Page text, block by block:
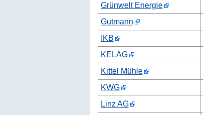
Grünwelt Energie
Gutmann
IKB
KELAG
Kittel Mühle
KWG
Linz AG